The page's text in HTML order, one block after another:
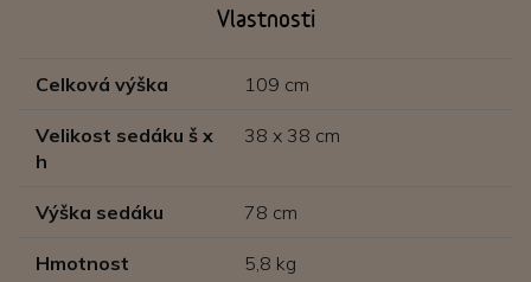
Vlastnosti
Celková výška 109 cm
Velikost sedáku š x
h
38 x 38 cm
Výška sedáku 78 cm
Hmotnost 5,8 kg